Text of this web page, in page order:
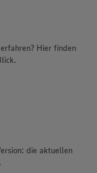
Hier finden
die aktuellen